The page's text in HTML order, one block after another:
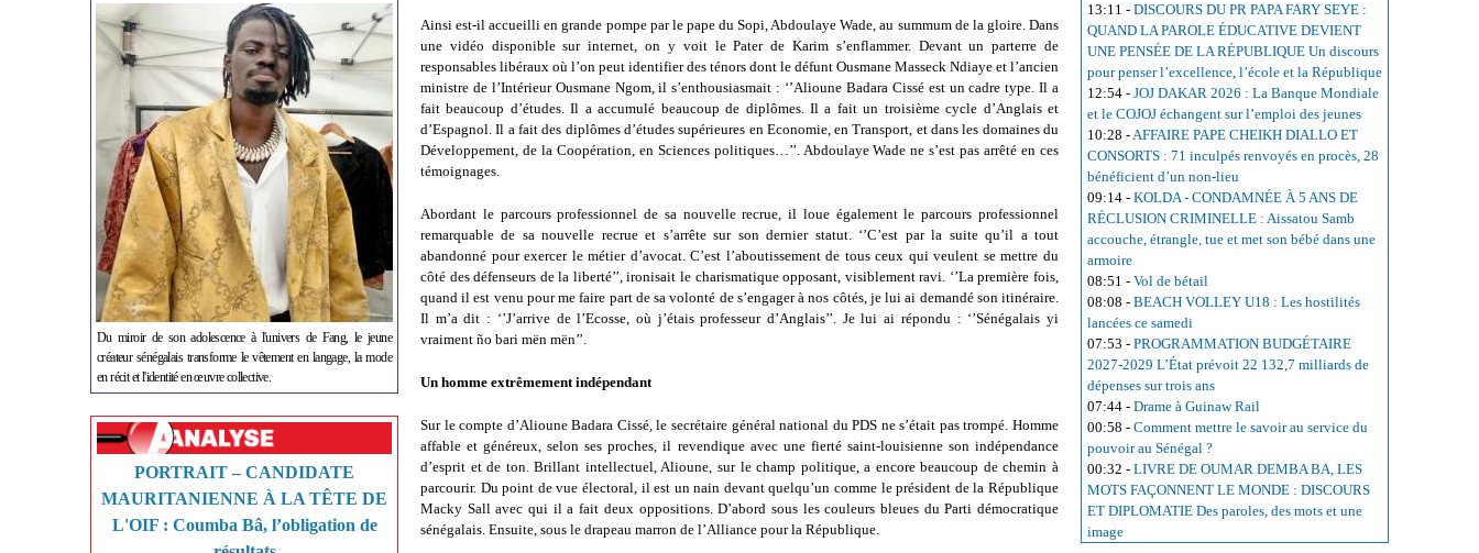
Du miroir de son adolescence à l'univers de Fang, le jeune
créateur sénégalais transforme le vêtement en langage, la mode
en récit et l'identité en œuvre collective.
PORTRAIT – CANDIDATE
MAURITANIENNE À LA TÊTE DE
L'OIF : Coumba Bâ, l’obligation de
Ainsi est-il accueilli en grande pompe par le pape du Sopi, Abdoulaye Wade, au summum de la gloire. Dans
une vidéo disponible sur internet, on y voit le Pater de Karim s’enflammer. Devant un parterre de
responsables libéraux où l’on peut identifier des ténors dont le défunt Ousmane Masseck Ndiaye et l’ancien
ministre de l’Intérieur Ousmane Ngom, il s’enthousiasmait : ‘’Alioune Badara Cissé est un cadre type. Il a
fait beaucoup d’études. Il a accumulé beaucoup de diplômes. Il a fait un troisième cycle d’Anglais et
d’Espagnol. Il a fait des diplômes d’études supérieures en Economie, en Transport, et dans les domaines du
Développement, de la Coopération, en Sciences politiques…’’. Abdoulaye Wade ne s’est pas arrêté en ces
témoignages.
Abordant le parcours professionnel de sa nouvelle recrue, il loue également le parcours professionnel
remarquable de sa nouvelle recrue et s’arrête sur son dernier statut. ‘’C’est par la suite qu’il a tout
abandonné pour exercer le métier d’avocat. C’est l’aboutissement de tous ceux qui veulent se mettre du
côté des défenseurs de la liberté’’, ironisait le charismatique opposant, visiblement ravi. ‘’La première fois,
quand il est venu pour me faire part de sa volonté de s’engager à nos côtés, je lui ai demandé son itinéraire.
Il m’a dit : ‘’J’arrive de l’Ecosse, où j’étais professeur d’Anglais’’. Je lui ai répondu : ‘’Sénégalais yi
vraiment ño bari mën mën’’.
Un homme extrêmement indépendant
Sur le compte d’Alioune Badara Cissé, le secrétaire général national du PDS ne s’était pas trompé. Homme
affable et généreux, selon ses proches, il revendique avec une fierté saint-louisienne son indépendance
d’esprit et de ton. Brillant intellectuel, Alioune, sur le champ politique, a encore beaucoup de chemin à
parcourir. Du point de vue électoral, il est un nain devant quelqu’un comme le président de la République
Macky Sall avec qui il a fait deux oppositions. D’abord sous les couleurs bleues du Parti démocratique
sénégalais. Ensuite, sous le drapeau marron de l’Alliance pour la République.
13:11 - DISCOURS DU PR PAPA FARY SEYE :
QUAND LA PAROLE ÉDUCATIVE DEVIENT
UNE PENSÉE DE LA RÉPUBLIQUE Un discours
pour penser l’excellence, l’école et la République
12:54 - JOJ DAKAR 2026 : La Banque Mondiale
et le COJOJ échangent sur l’emploi des jeunes
10:28 -AFFAIRE PAPE CHEIKH DIALLO ET
CONSORTS : 71 inculpés renvoyés en procès, 28
bénéficient d’un non-lieu
09:14 - KOLDA - CONDAMNÉE À 5 ANS DE
RÉCLUSION CRIMINELLE : Aissatou Samb
accouche, étrangle, tue et met son bébé dans une
armoire
08:51 - Vol de bétail
08:08 - BEACH VOLLEY U18 : Les hostilités
lancées ce samedi
07:53 - PROGRAMMATION BUDGÉTAIRE
2027-2029 L’État prévoit 22 132,7 milliards de
dépenses sur trois ans
07:44 - Drame à Guinaw Rail
00:58 - Comment mettre le savoir au service du
pouvoir au Sénégal ?
00:32 - LIVRE DE OUMAR DEMBA BA, LES
MOTS FAÇONNENT LE MONDE : DISCOURS
ET DIPLOMATIE Des paroles, des mots et une
image